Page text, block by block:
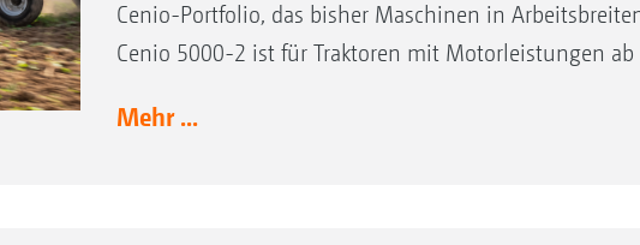
Cenio-Portfolio, das bisher Maschinen in
Cenio 5000-2 ist für Traktoren mit Motorleistungen ab
Mehr ...